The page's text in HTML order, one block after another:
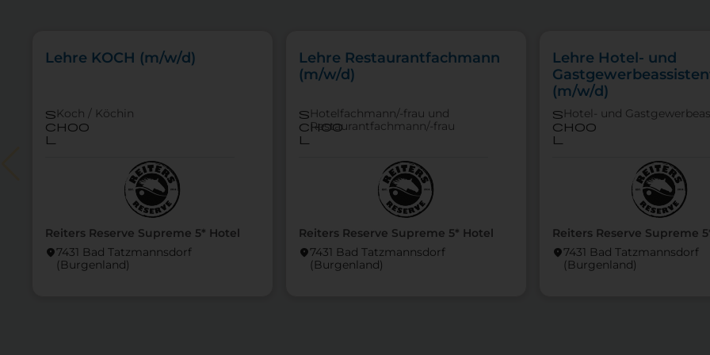
Reiters Reserve Supreme 5* Hotel
location_on7431 Bad Tatzmannsdorf
(Burgen­land)
Lehre KOCH (m/w/d)
s
choo
l
Koch / Köchin
Reiters Reserve Supreme 5* Hotel
location_on7431 Bad Tatzmannsdorf
(Burgen­land)
Lehre Restaurantfachmann
(m/w/d)
s
choo
l
Hotelfachmann/-frau und
Restaurantfachmann/-frau
Reiters Reserve Supreme
location_on7431 Bad Tatzmannsdorf
(Burgen­land)
Lehre Hotel- und
(m/w/d)
s
choo
l
Hotel- und